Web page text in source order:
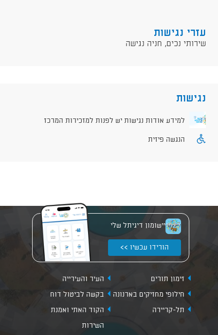
עזרי נגישות
שירותי נכים, חניה נגישה
נגישות
למידע אודות נגישות יש לפנות למזכירות המרכז
הנגשה פיזית
יישומון דיגיתל שלי
הורידו עכשיו >>
זימון תורים
העיר והעירייה
חילופי מחזיקים בארנונה
בקשה לביטול דוח
תל-קריירה
הקוד האתי ואמנת
השירות